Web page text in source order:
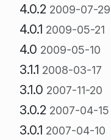
4.0.2 2009-07-29
4.0.1 2009-05-21
4.0 2009-05-10
3.1.1 2008-03-17
3.1.0 2007-11-20
3.0.2 2007-04-15
3.0.1 2007-04-10